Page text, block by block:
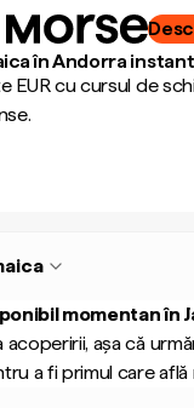
în Andorra instant
EUR cu cursul de
momentan în
acoperirii, așa că
a fi primul care află